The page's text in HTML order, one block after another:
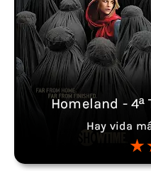
Homeland - 4ª
Hay vida